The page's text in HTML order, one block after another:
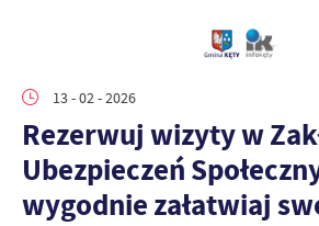
13 - 02 - 2026
Rezerwuj wizyty w
Ubezpieczeń
wygodnie załatwiaj